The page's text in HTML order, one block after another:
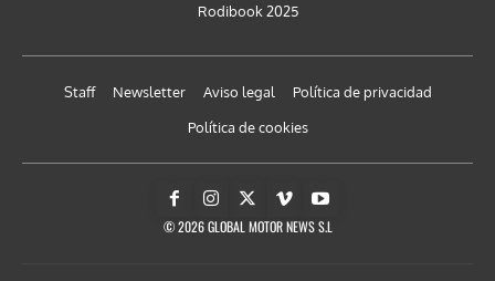
Rodibook 2025
Staff Newsletter Aviso legal
Política de privacidad
Política de cookies
© 2026 GLOBAL MOTOR NEWS S.L